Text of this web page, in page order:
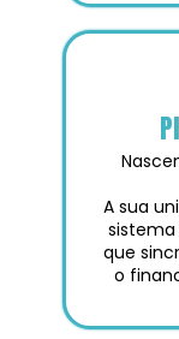
A sua
que
o